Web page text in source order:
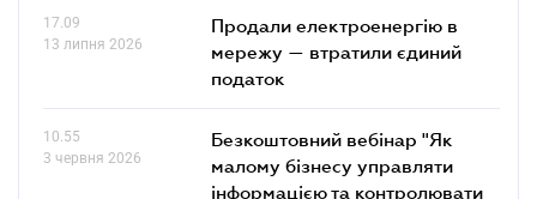
17.09
13 липня 2026
Продали електроенергію в
мережу — втратили єдиний
податок
10.55
3 червня 2026
Безкоштовний вебінар "Як
малому бізнесу управляти
інформацією та контролювати